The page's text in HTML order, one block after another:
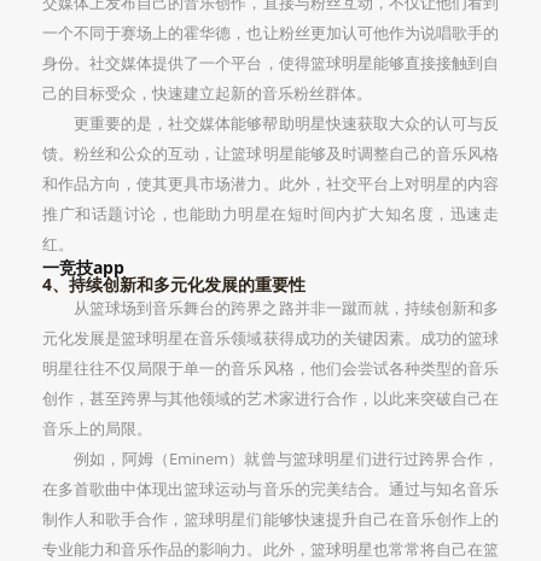
一个不同于赛场上的霍华德，也让粉丝更加认可他作为说唱歌手的
身份。社交媒体提供了一个平台，使得篮球明星能够直接接触到自
己的目标受众，快速建立起新的音乐粉丝群体。
更重要的是，社交媒体能够帮助明星快速获取大众的认可与反
馈。粉丝和公众的互动，让篮球明星能够及时调整自己的音乐风格
和作品方向，使其更具市场潜力。此外，社交平台上对明星的内容
推广和话题讨论，也能助力明星在短时间内扩大知名度，迅速走
红。
一竞技app
4、持续创新和多元化发展的重要性
从篮球场到音乐舞台的跨界之路并非一蹴而就，持续创新和多
元化发展是篮球明星在音乐领域获得成功的关键因素。成功的篮球
明星往往不仅局限于单一的音乐风格，他们会尝试各种类型的音乐
创作，甚至跨界与其他领域的艺术家进行合作，以此来突破自己在
音乐上的局限。
例如，阿姆（Eminem）就曾与篮球明星们进行过跨界合作，
在多首歌曲中体现出篮球运动与音乐的完美结合。通过与知名音乐
制作人和歌手合作，篮球明星们能够快速提升自己在音乐创作上的
专业能力和音乐作品的影响力。此外，篮球明星也常常将自己在篮